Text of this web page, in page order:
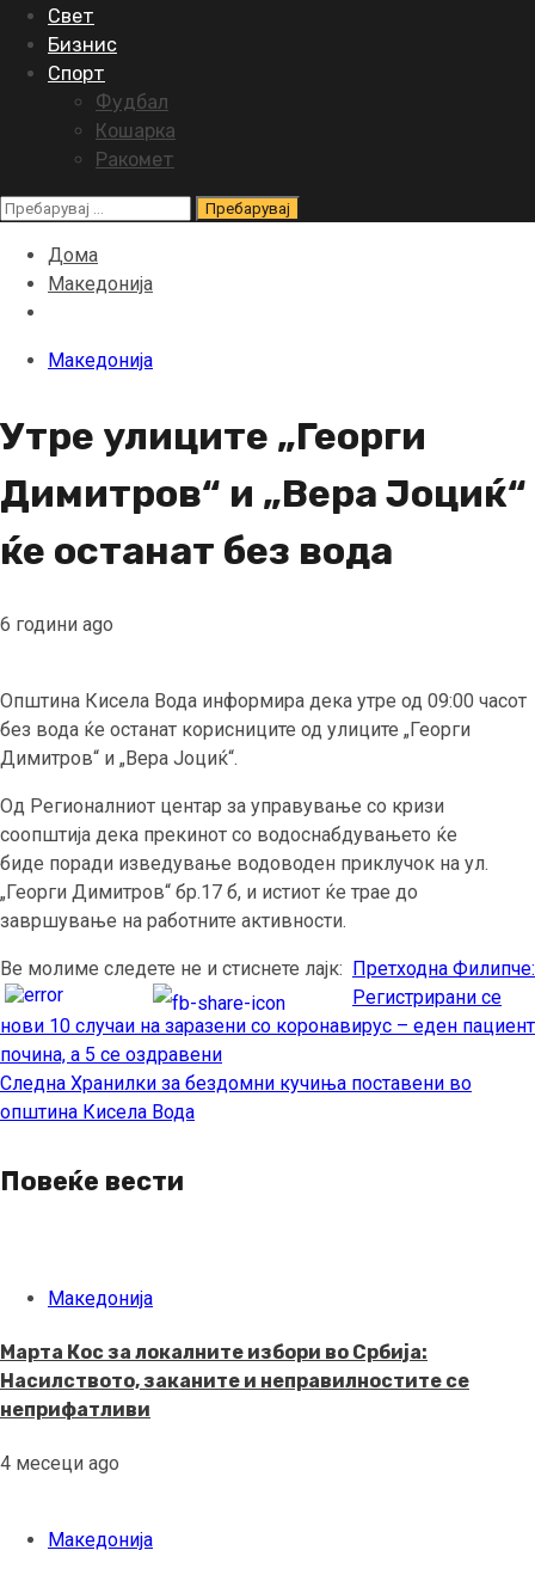
Свет
Бизнис
Спорт
Фудбал
Кошарка
Ракомет
Пребарувај
Дома
Македонија
Македонија
Утре улиците „Георги
Димитров“ и „Вера Јоциќ“
ќе останат без вода
6 години ago
Општина Кисела Вода информира дека утре од 09:00 часот
без вода ќе останат корисниците од улиците „Георги
Димитров“ и „Вера Јоциќ“.
Од Регионалниот центар за управување со кризи
соопштија дека прекинот со водоснабдувањето ќе
биде поради изведување водоводен приклучок на ул.
„Георги Димитров“ бр.17 б, и истиот ќе трае до
завршување на работните активности.
Ве молиме следете не и стиснете лајк:
Continue
Reading
Претходна Филипче:
Регистрирани се
нови 10 случаи на заразени со коронавирус – еден пациент
почина, а 5 се оздравени
Следна Хранилки за бездомни кучиња поставени во
општина Кисела Вода
Повеќе вести
Македонија
Марта Кос за локалните избори во Србија:
Насилството, заканите и неправилностите се
неприфатливи
4 месеци ago
Македонија